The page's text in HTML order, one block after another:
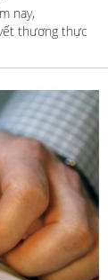
nay,
thương thực